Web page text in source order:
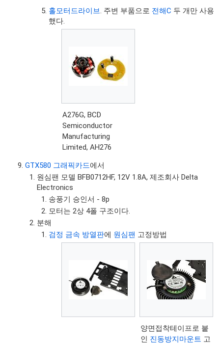
홀모터드라이브 . 주변 부품으로 전해C 두 개만 사용
했다.
A276G, BCD
Semiconductor
Manufacturing
Limited, AH276
GTX580 그래픽카드에서
원심팬 모델 BFB0712HF, 12V 1.8A, 제조회사 Delta
Electronics
송풍기 승인서 - 8p
모터는 2상 4폴 구조이다.
분해
검정 금속 방열판에 원심팬 고정방법
양면접착테이프로 붙
인 진동방지마운트 고